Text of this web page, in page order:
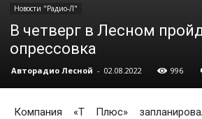
Новости "Радио-Л"
В четверг в Лесном
опрессовка
Авторадио Лесной - 02.08.2022 996
Компания «Т Плюс»